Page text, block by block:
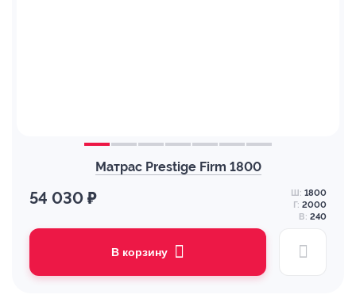
Матрас Prestige Firm 1800
54 030 ₽ Ш: 1800
Г: 2000
В: 240
В корзину